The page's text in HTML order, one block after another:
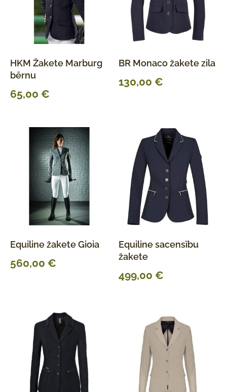
HKM Žakete Marburg
bērnu
65,00 €
BR Monaco žakete zila
130,00 €
Equiline žakete Gioia
560,00 €
Equiline sacensību
žakete
499,00 €